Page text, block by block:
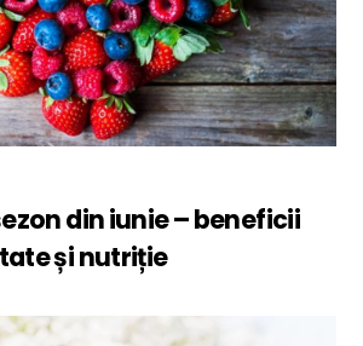
din iunie – beneficii
și nutriție